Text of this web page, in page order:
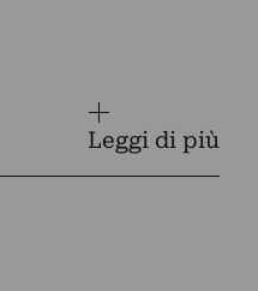
Leggi di più